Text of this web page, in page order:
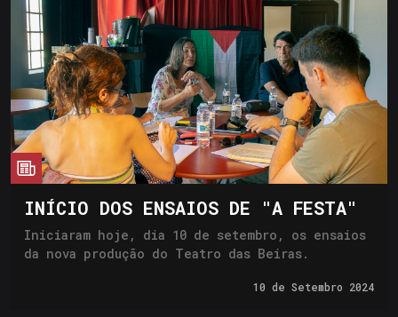
INÍCIO DOS ENSAIOS DE "A FESTA"
Iniciaram hoje, dia 10 de setembro, os ensaios
da nova produção do Teatro das Beiras.
10 de Setembro 2024